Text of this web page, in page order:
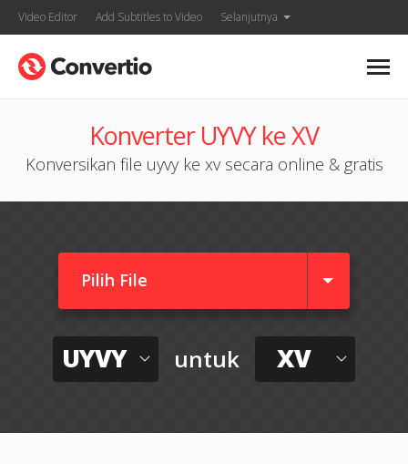
Video Editor Add Subtitles to Video Selanjutnya
Konverter UYVY ke XV
Konversikan file uyvy ke xv secara online & gratis
Pilih File
UYVY untuk XV